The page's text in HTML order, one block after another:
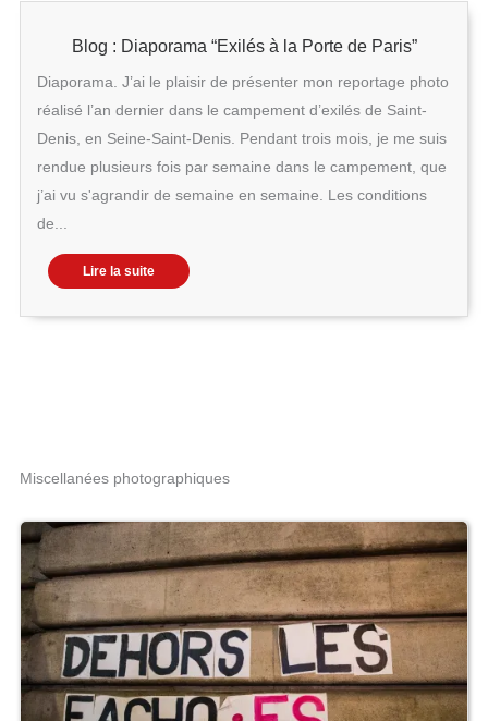
Blog : Diaporama “Exilés à la Porte de Paris”
Diaporama. J’ai le plaisir de présenter mon reportage photo
réalisé l’an dernier dans le campement d’exilés de Saint-
Denis, en Seine-Saint-Denis. Pendant trois mois, je me suis
rendue plusieurs fois par semaine dans le campement, que
j’ai vu s'agrandir de semaine en semaine. Les conditions
de...
Lire la suite
Miscellanées photographiques